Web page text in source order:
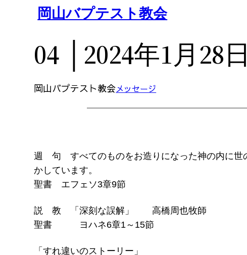
岡山バプテスト教会
04 │2024年1月28日
岡山バプテスト教会メッセージ
週 句 すべてのものをお造りになった神の内に世
かしています。
聖書 エフェソ3章9節
説 教 「深刻な誤解」 高橋周也牧師
聖書 ヨハネ6章1～15節
「すれ違いのストーリー」